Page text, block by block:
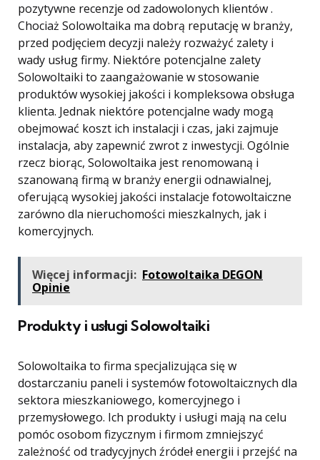
pozytywne recenzje od zadowolonych klientów .
Chociaż Solowoltaika ma dobrą reputację w branży,
przed podjęciem decyzji należy rozważyć zalety i
wady usług firmy. Niektóre potencjalne zalety
Solowoltaiki to zaangażowanie w stosowanie
produktów wysokiej jakości i kompleksowa obsługa
klienta. Jednak niektóre potencjalne wady mogą
obejmować koszt ich instalacji i czas, jaki zajmuje
instalacja, aby zapewnić zwrot z inwestycji. Ogólnie
rzecz biorąc, Solowoltaika jest renomowaną i
szanowaną firmą w branży energii odnawialnej,
oferującą wysokiej jakości instalacje fotowoltaiczne
zarówno dla nieruchomości mieszkalnych, jak i
komercyjnych.
Więcej informacji: Fotowoltaika DEGON
Opinie
Produkty i usługi Solowoltaiki
Solowoltaika to firma specjalizująca się w
dostarczaniu paneli i systemów fotowoltaicznych dla
sektora mieszkaniowego, komercyjnego i
przemysłowego. Ich produkty i usługi mają na celu
pomóc osobom fizycznym i firmom zmniejszyć
zależność od tradycyjnych źródeł energii i przejść na